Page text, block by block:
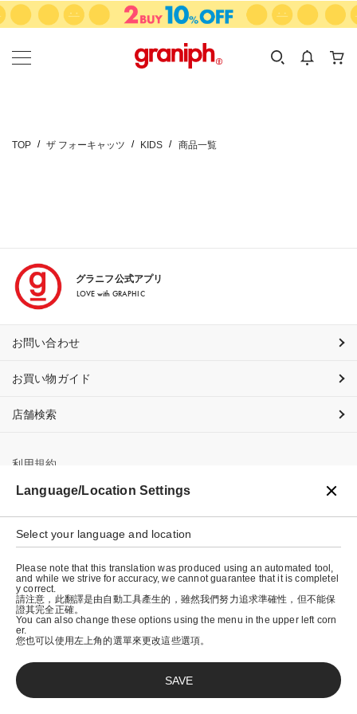
カテゴリーから探す
KIDS
カテゴリ
サイズ
TOP ザ フォーキャッツ KIDS 商品一覧
グラニフ公式アプリ
LOVE with GRAPHIC
お問い合わせ
お買い物ガイド
店舗検索
利用規約
プライバシーポリシー
特定商取引法に基づく表示
会社概要
© graniph inc.
Language/Location Settings
Select your language and location
Please note that this translation was produced using an automated tool,
and while we strive for accuracy, we cannot guarantee that it is completel
y correct.
請注意，此翻譯是由自動工具產生的，雖然我們努力追求準確性，但不能保
證其完全正確。
You can also change these options using the menu in the upper left corn
er.
您也可以使用左上角的選單來更改這些選項。
SAVE